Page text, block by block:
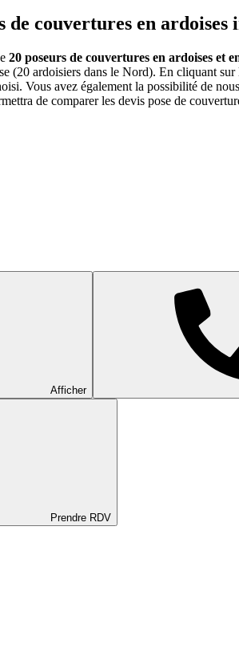
de couvertures en
20 poseurs de couvertures en ardoises et
(20 ardoisiers dans le Nord). En cliquant
Vous avez également la possibilité de
de comparer les devis pose de
Afficher
Prendre RDV